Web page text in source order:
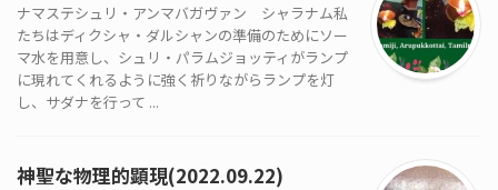
ナマステシュリ・アンマバガヴァン シャラナム私
たちはディクシャ・ダルシャンの準備のためにソー
マ水を用意し、シュリ・パラムジョッティがランプ
に現れてくれるように強く祈りながらランプを灯
し、サダナを行って ...
神聖な物理的顕現(2022.09.22)